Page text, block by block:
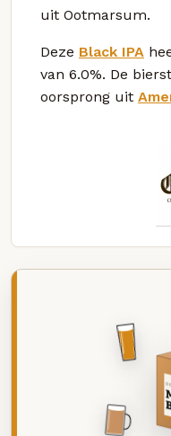
uit Ootmarsum.
Deze Black IPA
van 6.0%. De
oorsprong uit